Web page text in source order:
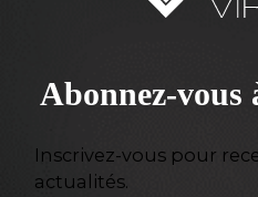
Abonnez-vous
Inscrivez-vous pour
actualités.